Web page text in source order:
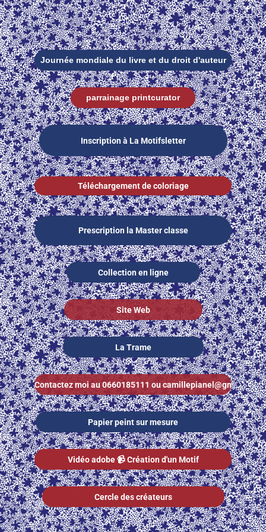
Journée mondiale du livre et du droit d'auteur
parrainage printcurator
Inscription à La Motifsletter
Téléchargement de coloriage
Prescription la Master classe
Collection en ligne
Site Web
La Trame
Contactez moi au 0660185111 ou camillepianel@gmail.com
Papier peint sur mesure
Vidéo adobe 📹 Création d'un Motif
Cercle des créateurs